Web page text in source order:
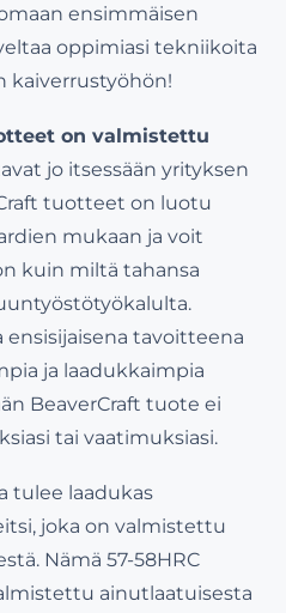
ensimmäisen
oppimiasi tekniikoita
kaiverrustyöhön!
on valmistettu
jo itsessään yrityksen
tuotteet on luotu
mukaan ja voit
kuin miltä tahansa
ensisijaisena tavoitteena
ja laadukkaimpia
BeaverCraft tuote ei
tai vaatimuksiasi.
tulee laadukas
joka on valmistettu
Nämä 57-58HRC
ainutlaatuisesta